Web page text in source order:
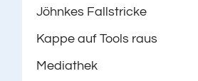
Jöhnkes Fallstricke
Kappe auf Tools raus
Mediathek